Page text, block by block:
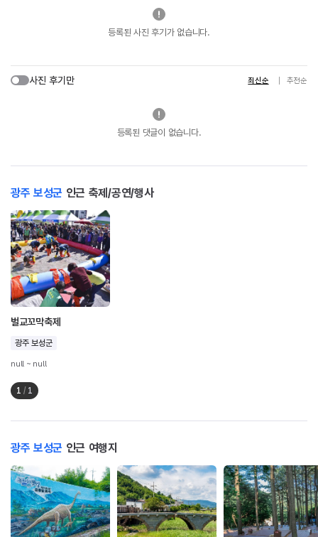
등록된 사진 후기가 없습니다.
사진 후기만 최신순 추천순
등록된 댓글이 없습니다.
광주 보성군 인근 축제/공연/행사
벌교꼬막축제
광주 보성군
null ~ null
1 / 1
광주 보성군 인근 여행지